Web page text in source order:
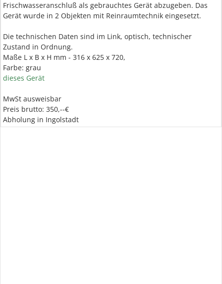
Frischwasseranschluß als gebrauchtes Gerät abzugeben. Das
Gerät wurde in 2 Objekten mit Reinraumtechnik eingesetzt.
Die technischen Daten sind im Link, optisch, technischer
Zustand in Ordnung.
Maße L x B x H mm - 316 x 625 x 720,
Farbe: grau
dieses Gerät
MwSt ausweisbar
Preis brutto: 350,--€
Abholung in Ingolstadt